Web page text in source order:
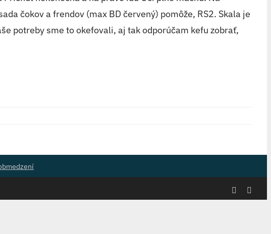
čokov a frendov (max BD červený) pomôže, RS2. Skala je
potreby sme to okefovali, aj tak odporúčam kefu zobrať,
Facebook